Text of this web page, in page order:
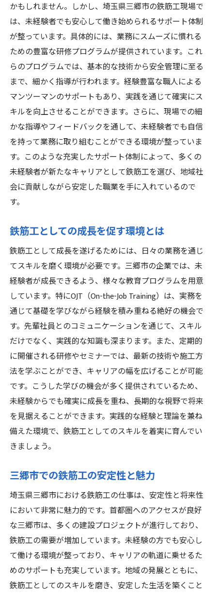
かもしれません。しかし、埼玉県三郷市の鉄筋工現場で
は、未経験者でも安心して働き始められるサポート体制
が整っています。具体的には、業務にスムーズに慣れる
ための豊富な研修プログラムが提供されています。これ
らのプログラムでは、基本的な技術から安全管理に至る
まで、細かく指導が行われます。経験豊富な職人による
マンツーマンのサポートもあり、実践を通じて確実にス
キルを向上させることができます。さらに、現場での細
かな指導やフィードバックを通して、未経験者でも自信
を持って業務に取り組むことができる環境が整っていま
す。このような充実したサポート体制によって、多くの
未経験者が新たなキャリアとして鉄筋工を選び、地域社
会に貢献しながら安定した職業を手に入れているので
す。
鉄筋工としての成長を促す環境とは
鉄筋工として成長を遂げるためには、日々の業務を通じ
てスキルを磨く環境が必要です。三郷市の企業では、未
経験者が成長できるよう、様々な教育プログラムを用意
しています。特にOJT（On-the-Job Training）は、実務を
通じて基礎を学びながら経験を積み重ねる絶好の機会で
す。先輩社員とのコミュニケーションを通じて、スキル
だけでなく、実践的な知識も深まります。また、定期的
に開催される研修やセミナーでは、最新の技術や施工方
法を学ぶことができ、キャリアの幅を広げることが可能
です。こうした学びの機会が多く提供されているため、
未経験からでも確実に成長を重ね、長期的な視野で将来
を見据えることができます。実践的な経験と理論を兼ね
備えた環境で、鉄筋工としてのスキルを着実に育んでい
きましょう。
三郷市での鉄筋工の安定性と魅力
埼玉県三郷市における鉄筋工の仕事は、安定性と将来性
において非常に魅力的です。首都圏へのアクセスが良好
な三郷市は、多くの建設プロジェクトが進行しており、
鉄筋工の需要が増加しています。未経験の方でも安心し
て働ける環境が整っており、キャリアの軌道に乗せるた
めのサポートも充実しています。地域の発展とともに、
鉄筋工としてのスキルを磨き、安定した生活を築くこと